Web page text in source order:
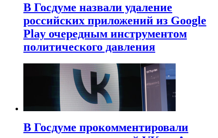
В Госдуме назвали удаление
российских приложений из Google
Play очередным инструментом
политического давления
В Госдуме прокомментировали